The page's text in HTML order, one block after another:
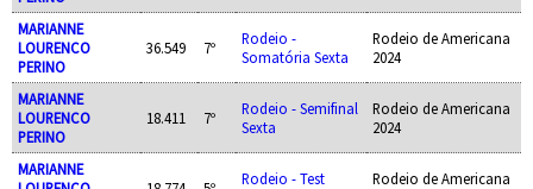
MARIANNE
LOURENCO
PERINO
36.549 7º
Rodeio -
Somatória Sexta
Rodeio de Americana
2024
MARIANNE
LOURENCO
PERINO
18.411 7º
Rodeio - Semifinal
Sexta
Rodeio de Americana
2024
MARIANNE
Rodeio - Test
Rodeio de Americana